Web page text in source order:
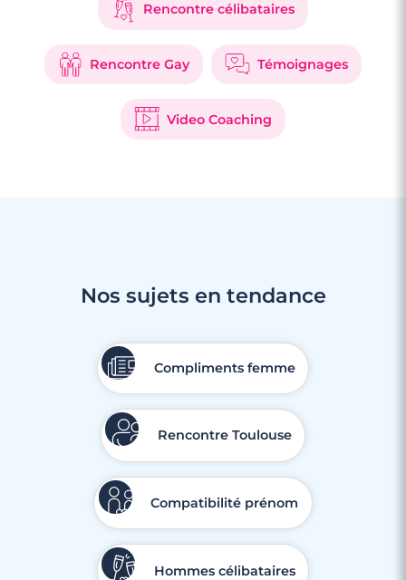
Rencontre célibataires
Rencontre Gay Témoignages
Video Coaching
Nos sujets en tendance
Compliments femme
Rencontre Toulouse
Compatibilité prénom
Hommes célibataires